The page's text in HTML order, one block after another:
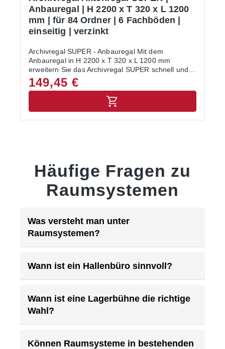
Anbauregal | H 2200 x T 320 x L 1200
mm | für 84 Ordner | 6 Fachböden |
einseitig | verzinkt
Archivregal SUPER - Anbauregal Mit dem
Anbauregal in H 2200 x T 320 x L 1200 mm
erweitern Sie das Archivregal SUPER schnell und
flexibel. Das glanzverzinkte Anbaufeld mit 6
Fachböden bietet Platz für 84 Ordner bei einer
Ordnerbreite von 80 mm an. Die Maximale
Fachlast liegt bei 200 kg. Bei einer Tiefe von 320
Abdeckkappen- 6 Fachböden- Montageanleitung-
WandbefestigungAllgemeine Hinweise:Alle
Lastangaben gelten für gleichmäßig verteilte Last.
Unter Einhaltung der maximalen Feldlast sind
Regale werden ohne Ordner geliefert.
149,45 €
Häufige Fragen zu
Raumsystemen
Was versteht man unter
Raumsystemen?
Wann ist ein Hallenbüro sinnvoll?
Wann ist eine Lagerbühne die richtige
Wahl?
Können Raumsysteme in bestehenden